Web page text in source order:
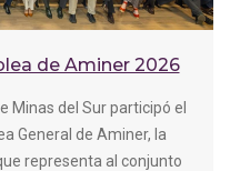
de Aminer 2026
Minas del Sur participó el
General de Aminer, la
representa al conjunto